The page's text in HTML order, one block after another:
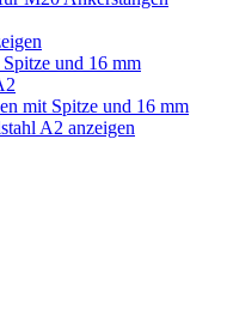
Spitze und 16 mm
mit Spitze und 16 mm
A2 anzeigen